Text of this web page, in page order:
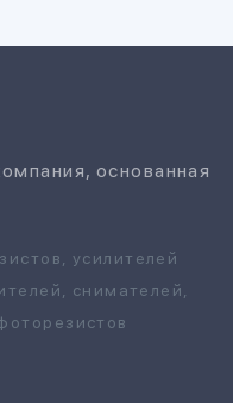
основанная
усилителей
снимателей,